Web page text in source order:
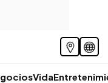
Vida